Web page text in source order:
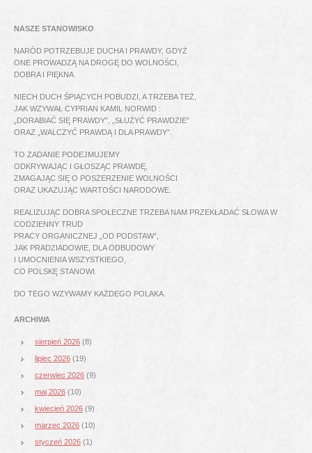
NASZE STANOWISKO
NARÓD POTRZEBUJE DUCHA I PRAWDY, GDYŻ
ONE PROWADZĄ NA DROGĘ DO WOLNOŚCI,
DOBRA I PIĘKNA.
NIECH DUCH ŚPIĄCYCH POBUDZI, A TRZEBA TEŻ,
JAK WZYWAŁ CYPRIAN KAMIL NORWID :
„DORABIAĆ SIĘ PRAWDY”, „SŁUŻYĆ PRAWDZIE”
ORAZ „WALCZYĆ PRAWDĄ I DLA PRAWDY”.
TO ZADANIE PODEJMUJEMY
ODKRYWAJĄC I GŁOSZĄC PRAWDĘ,
ZMAGAJĄC SIĘ O POSZERZENIE WOLNOŚCI
ORAZ UKAZUJĄC WARTOŚCI NARODOWE.
REALIZUJĄC DOBRA SPOŁECZNE TRZEBA NAM PRZEKŁADAĆ SŁOWA W
CODZIENNY TRUD
PRACY ORGANICZNEJ „OD PODSTAW”,
JAK PRADZIADOWIE, DLA ODBUDOWY
I UMOCNIENIA WSZYSTKIEGO,
CO POLSKĘ STANOWI.
DO TEGO WZYWAMY KAŻDEGO POLAKA.
ARCHIWA
sierpień 2026 (8)
lipiec 2026 (19)
czerwiec 2026 (9)
maj 2026 (10)
kwiecień 2026 (9)
marzec 2026 (10)
styczeń 2026 (1)